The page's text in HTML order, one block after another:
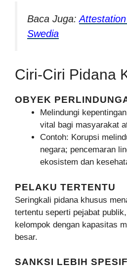
Baca Juga:
Swedia
Ciri-Ciri Pidana
OBYEK
Melindungi
vital bagi masyarakat
Contoh: Korupsi
negara; pencemaran
ekosistem dan
PELAKU TERTENTU
Seringkali pidana khusus
tertentu seperti pejabat
kelompok dengan kapasitas
besar.
SANKSI LEBIH